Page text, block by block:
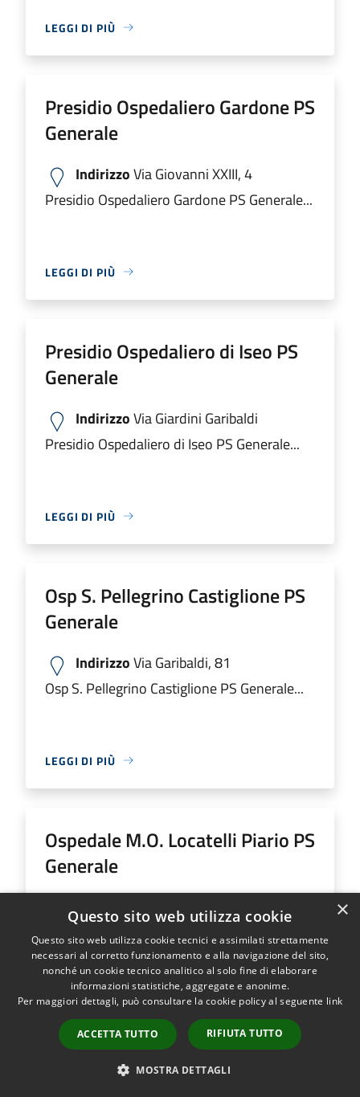
LEGGI DI PIÙ
Presidio Ospedaliero Gardone PS
Generale
IndirizzoVia Giovanni XXIII, 4
Presidio Ospedaliero Gardone PS Generale...
LEGGI DI PIÙ
Presidio Ospedaliero di Iseo PS
Generale
IndirizzoVia Giardini Garibaldi
Presidio Ospedaliero di Iseo PS Generale...
LEGGI DI PIÙ
Osp S. Pellegrino Castiglione PS
Generale
IndirizzoVia Garibaldi, 81
Osp S. Pellegrino Castiglione PS Generale...
LEGGI DI PIÙ
Ospedale M.O. Locatelli Piario PS
Generale
Indirizzo Via Groppino, 22
Ospedale M.O. Locatelli Piario PS Generale...
LEGGI DI PIÙ
Ospedale SS Trinità Romano L.
×
Questo sito web utilizza cookie
Questo sito web utilizza cookie tecnici e assimilati strettamente
necessari al corretto funzionamento e alla navigazione del sito,
nonché un cookie tecnico analitico al solo fine di elaborare
informazioni statistiche, aggregate e anonime.
Per maggiori dettagli, può consultare la cookie policy al seguente link
ACCETTA TUTTO RIFIUTA TUTTO
MOSTRA DETTAGLI